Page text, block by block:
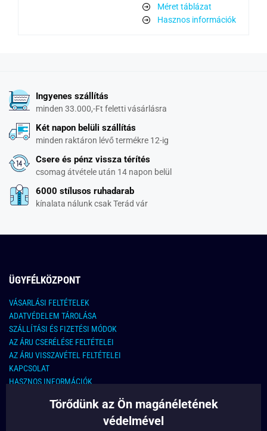
Méret táblázat
Hasznos információk
Ingyenes szállítás
minden 33.000,-Ft feletti vásárlásra
Két napon belüli szállítás
minden raktáron lévő termékre 12-ig
Csere és pénz vissza térítés
csomag átvétele után 14 napon belül
6000 stílusos ruhadarab
kínalata nálunk csak Terád vár
ÜGYFÉLKÖZPONT
VÁSARLÁSI FELTÉTELEK
ADATVÉDELEM TÁROLÁSA
SZÁLLÍTÁSI ÉS FIZETÉSI MÓDOK
AZ ÁRU CSERÉLÉSE FELTÉTELEI
AZ ÁRU VISSZAVÉTEL FELTÉTELEI
KAPCSOLAT
HASZNOS INFORMÁCIÓK
KAPCSOLATTörődünk az Ön magánéletének
védelmével